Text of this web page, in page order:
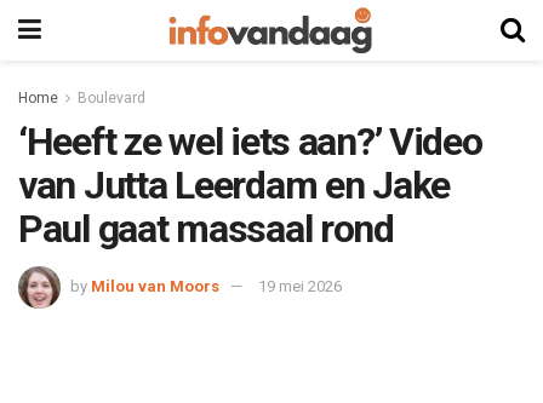
Home Boulevard
‘Heeft ze wel iets aan?’ Video
van Jutta Leerdam en Jake
Paul gaat massaal rond
by Milou van Moors 19 mei 2026